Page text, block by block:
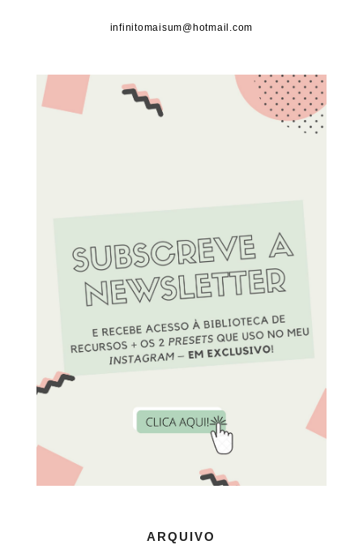
infinitomaisum@hotmail.com
ARQUIVO